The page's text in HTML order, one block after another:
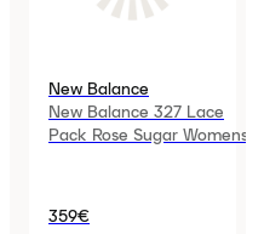
New Balance
New Balance 327 Lace
Pack Rose Sugar Womens
359€